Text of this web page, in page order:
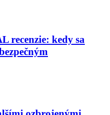
recenzie: kedy sa